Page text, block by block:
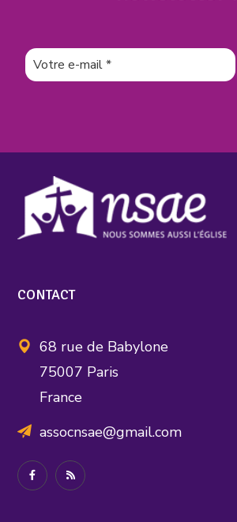
CONTACT
68 rue de Babylone
75007 Paris
France
assocnsae@gmail.com